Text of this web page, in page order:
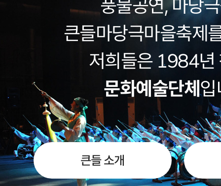
풍물공연, 마당
큰들마당극마을축제
저희들은 1984년
문화예술단체입
큰들 소개